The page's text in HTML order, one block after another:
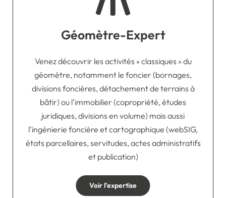
Géomètre-Expert
Venez découvrir les activités « classiques » du
géomètre, notamment le foncier (bornages,
divisions foncières, détachement de terrains à
bâtir) ou l’immobilier (copropriété, études
juridiques, divisions en volume) mais aussi
l’ingénierie foncière et cartographique (webSIG,
états parcellaires, servitudes, actes administratifs
et publication)
Voir l’expertise